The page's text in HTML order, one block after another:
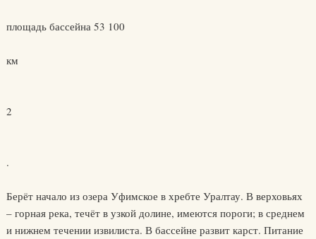
площадь бассейна 53 100
км
2
.
Берёт начало из озера Уфимское в хребте Уралтау. В верховьях
– горная река, течёт в узкой долине, имеются пороги; в среднем
и нижнем течении извилиста. В бассейне развит карст. Питание